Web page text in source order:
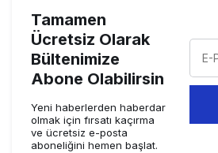
Tamamen
Ücretsiz Olarak
Bültenimize
Abone Olabilirsin
Yeni haberlerden haberdar
olmak için fırsatı kaçırma
ve ücretsiz e-posta
aboneliğini hemen başlat.